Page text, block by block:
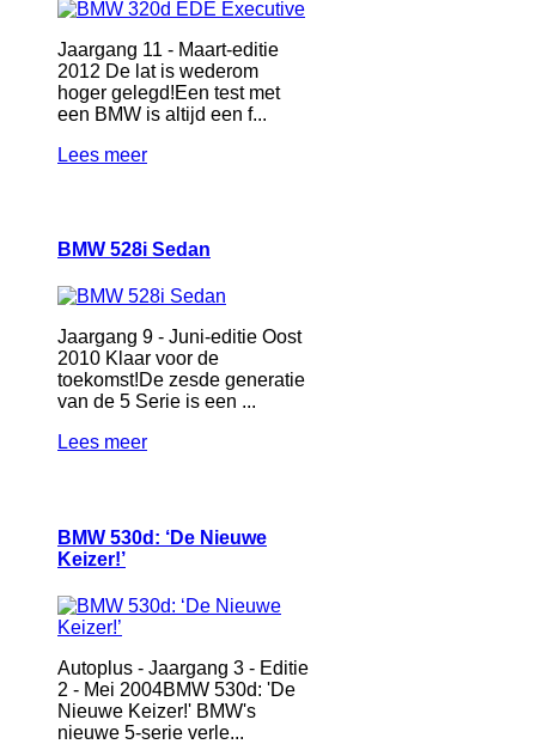
Jaargang 11 - Maart-editie
2012 De lat is wederom
hoger gelegd!Een test met
een BMW is altijd een f...
Lees meer
BMW 528i Sedan
Jaargang 9 - Juni-editie Oost
2010 Klaar voor de
toekomst!De zesde generatie
van de 5 Serie is een ...
Lees meer
BMW 530d: ‘De Nieuwe
Keizer!’
Autoplus - Jaargang 3 - Editie
2 - Mei 2004BMW 530d: 'De
Nieuwe Keizer!' BMW's
nieuwe 5-serie verle...